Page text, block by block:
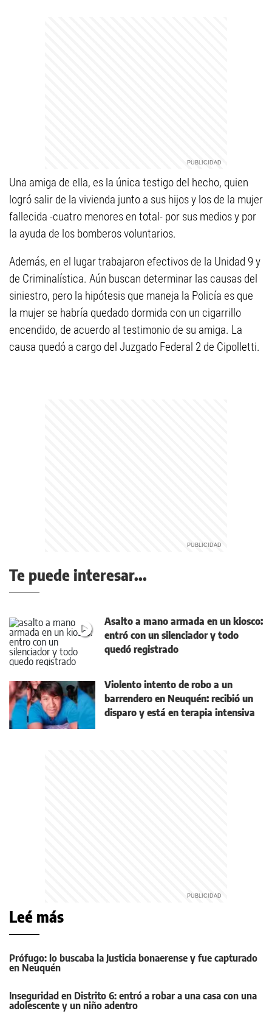
Una amiga de ella, es la única testigo del hecho, quien
logró salir de la vivienda junto a sus hijos y los de la mujer
fallecida -cuatro menores en total- por sus medios y por
la ayuda de los bomberos voluntarios.
Además, en el lugar trabajaron efectivos de la Unidad 9 y
de Criminalística. Aún buscan determinar las causas del
siniestro, pero la hipótesis que maneja la Policía es que
la mujer se habría quedado dormida con un cigarrillo
encendido, de acuerdo al testimonio de su amiga. La
causa quedó a cargo del Juzgado Federal 2 de Cipolletti.
Te puede interesar...
Asalto a mano armada en un kiosco:
entró con un silenciador y todo
quedó registrado
Violento intento de robo a un
barrendero en Neuquén: recibió un
disparo y está en terapia intensiva
Leé más
Prófugo: lo buscaba la Justicia bonaerense y fue capturado
en Neuquén
Inseguridad en Distrito 6: entró a robar a una casa con una
adolescente y un niño adentro